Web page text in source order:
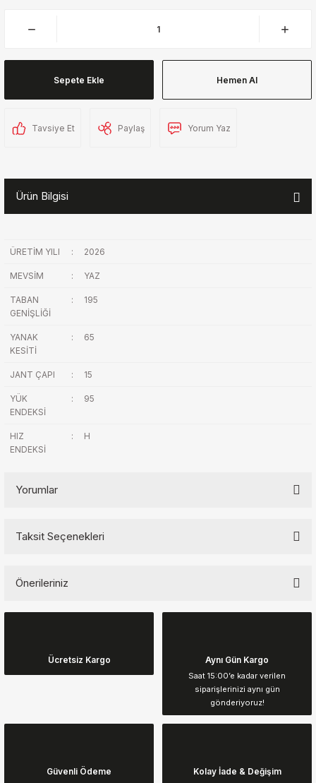
Sepete Ekle Hemen Al
Tavsiye Et Paylaş Yorum Yaz
Ürün Bilgisi
ÜRETİM YILI : 2026
MEVSİM : YAZ
TABAN
GENİŞLİĞİ
: 195
YANAK
KESİTİ
: 65
JANT ÇAPI : 15
YÜK
ENDEKSİ
: 95
HIZ
ENDEKSİ
: H
Yorumlar
Taksit Seçenekleri
Önerileriniz
Görüş ve önerileriniz için teşekkür ederiz.
Ürün resmi kalitesiz, bozuk veya görüntülenemiyor.
Ürün açıklamasında eksik bilgiler bulunuyor.
Ücretsiz Kargo Aynı Gün Kargo
Saat 15:00’e kadar verilen
siparişlerinizi aynı gün
gönderiyoruz!
Güvenli Ödeme Kolay İade & Değişim